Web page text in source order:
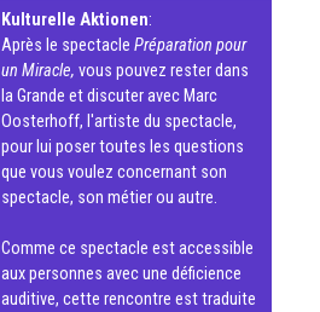
Kulturelle Aktionen:
Après le spectacle Préparation pour
un Miracle, vous pouvez rester dans
la Grande et discuter avec Marc
Oosterhoff, l'artiste du spectacle,
pour lui poser toutes les questions
que vous voulez concernant son
spectacle, son métier ou autre.
Comme ce spectacle est accessible
aux personnes avec une déficience
auditive, cette rencontre est traduite